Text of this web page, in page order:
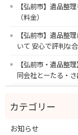
【弘前市】遺品整
（料金）
【弘前市】遺品整
いて 安心で評判な
【弘前市・遺品整
同会社とーたる・
お知らせ